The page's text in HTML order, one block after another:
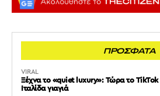
ΠΡΟΣΦΑΤΑ
VIRAL
Ξέχνα το «quiet luxury»: Τώρα το TikTok
Ιταλίδα γιαγιά